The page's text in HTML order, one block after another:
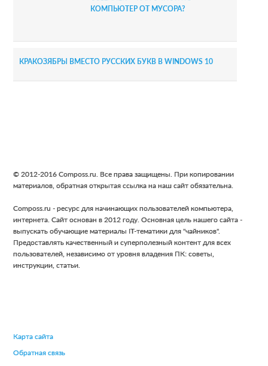
КОМПЬЮТЕР ОТ МУСОРА?
КРАКОЗЯБРЫ ВМЕСТО РУССКИХ БУКВ В WINDOWS 10
Footer
© 2012-2016 Composs.ru. Все права защищены. При копировании
материалов, обратная открытая ссылка на наш сайт обязательна.
Composs.ru - ресурс для начинающих пользователей компьютера,
интернета. Сайт основан в 2012 году. Основная цель нашего сайта -
выпускать обучающие материалы IT-тематики для "чайников".
Предоставлять качественный и суперполезный контент для всех
пользователей, независимо от уровня владения ПК: советы,
инструкции, статьи.
Карта сайта
Обратная связь